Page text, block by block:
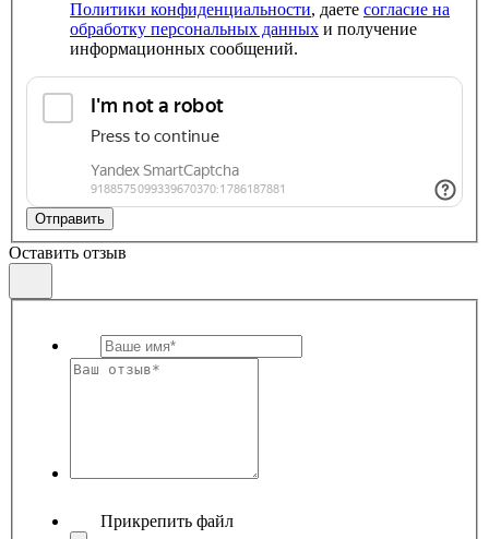
Политики конфиденциальности, даете согласие на
обработку персональных данных и получение
информационных сообщений.
Отправить
Оставить отзыв
Прикрепить файл